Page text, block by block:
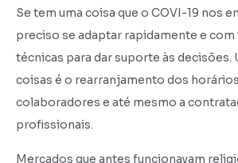
Se tem uma coisa que o COVI-19 nos
preciso se adaptar rapidamente e
técnicas para dar suporte às decisões.
coisas é o rearranjamento dos
colaboradores e até mesmo a
profissionais.
Mercados que antes funcionavam